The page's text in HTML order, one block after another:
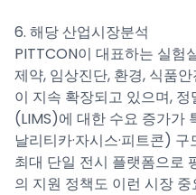
6. 해당 산업시장분석
PITTCON이 대표하는 실험
제약, 임상진단, 환경, 식품
이 지속 확장되고 있으며, 정
(LIMS)에 대한 수요 증가가
날리티카·자시스·피트콘)
최대 단일 전시 플랫폼으로
의 지원 정책도 이런 시장